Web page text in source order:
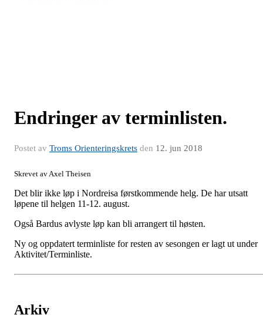
Endringer av terminlisten.
Postet av Troms Orienteringskrets den 12. jun 2018
Skrevet av Axel Theisen
Det blir ikke løp i Nordreisa førstkommende helg. De har utsatt
løpene til helgen 11-12. august.
Også Bardus avlyste løp kan bli arrangert til høsten.
Ny og oppdatert terminliste for resten av sesongen er lagt ut under
Aktivitet/Terminliste.
Arkiv